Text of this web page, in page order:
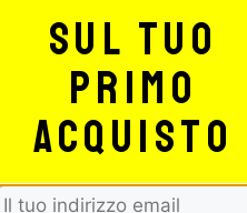
sul tuo
primo
acquisto